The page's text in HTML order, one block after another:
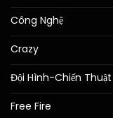
Công Nghệ
Crazy
Đội Hình-Chiến Thuật
Free Fire